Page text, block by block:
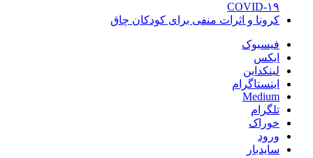
COVID-۱۹
کرونا و اثرات منفی برای کودکان چاق
فیسبوک
ایکس
لینکداین
اینستاگرام
Medium
تلگرام
خوراک
ورود
سایدبار